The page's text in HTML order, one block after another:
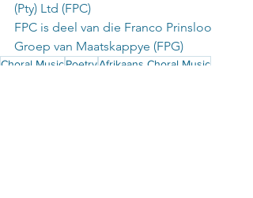
(Pty) Ltd (FPC)
FPC is deel van die Franco Prinsloo
Groep van Maatskappye (FPG)
Choral MusicPoetryAfrikaans Choral Music